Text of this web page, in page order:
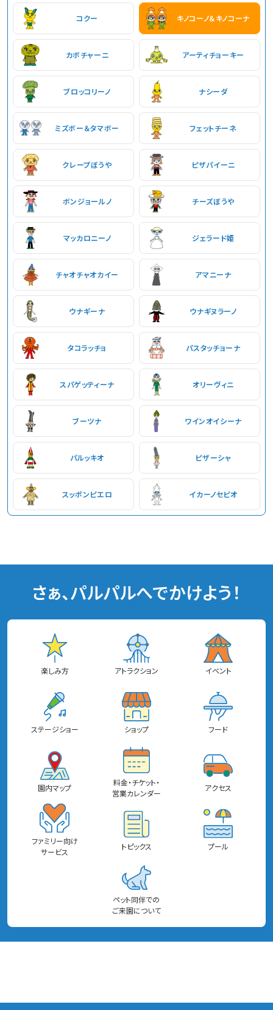
コクー キノコーノ＆キノコーナ
カボチャーニ アーティチョーキー
ブロッコリーノ ナシーダ
ミズボー＆タマボー フェットチーネ
クレープぼうや ピザパイーニ
ボンジョールノ チーズぼうや
マッカロニーノ ジェラード姫
チャオチャオカイー アマニーナ
ウナギーナ ウナギヌラーノ
タコラッチョ パスタッチョーナ
スパゲッティーナ オリーヴィニ
ブーツナ ワインオイシーナ
パルッキオ ピザーシャ
スッポンピエロ イカーノセピオ
さぁ、パルパルへでかけよう！
楽しみ方 アトラクション イベント
ステージショー ショップ フード
園内マップ
料金・チケット・
営業カレンダー
アクセス
ファミリー向け
サービス
トピックス プール
ペット同伴での
ご来園について